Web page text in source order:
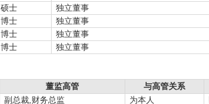
硕士
独立董事
博士
独立董事
博士
独立董事
博士 独立董事
董监高管 与高管关系
副总裁,财务总监 为本人